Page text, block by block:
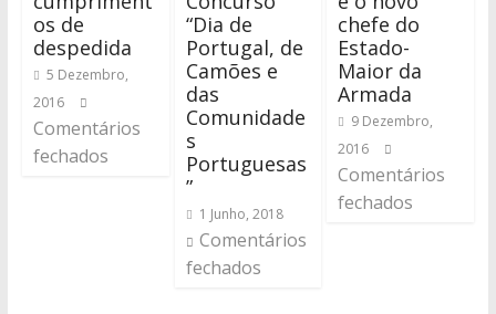
os de
despedida
5 Dezembro,
2016
Comentários
fechados
“Dia de
Portugal, de
Camões e
das
Comunidade
s
Portuguesas
”
1 Junho, 2018
Comentários
fechados
chefe do
Estado-
Maior da
Armada
9 Dezembro,
2016
Comentários
fechados